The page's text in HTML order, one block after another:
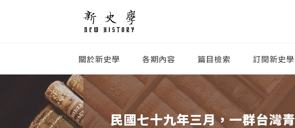
關於新史學 各期內容 篇目檢索 訂閱新史學
民國七十九年三月，一群台灣青